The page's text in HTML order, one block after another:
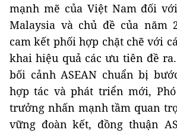
mạnh mẽ của Việt Nam đối
Malaysia và chủ đề của năm
cam kết phối hợp chặt chẽ với
khai hiệu quả các ưu tiên đề
bối cảnh ASEAN chuẩn bị
hợp tác và phát triển mới,
trưởng nhấn mạnh tầm quan
vững đoàn kết, đồng thuận